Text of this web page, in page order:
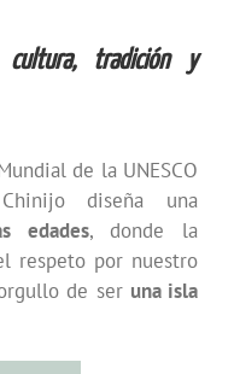
cultura, tradición y
de la UNESCO
diseña una
edades, donde la
respeto por nuestro
de ser una isla